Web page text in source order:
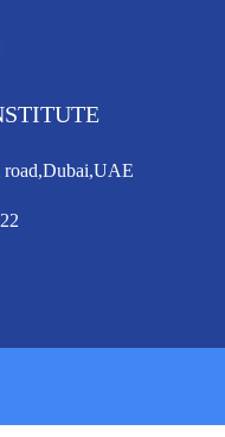
road,Dubai,UAE